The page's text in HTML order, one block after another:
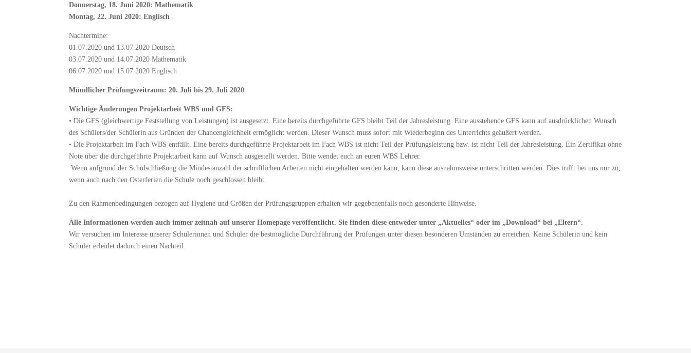
Donnerstag, 18. Juni 2020: Mathematik
Montag, 22. Juni 2020: Englisch
Nachtermine:
01.07.2020 und 13.07.2020 Deutsch
03.07.2020 und 14.07.2020 Mathematik
06.07.2020 und 15.07.2020 Englisch
Mündlicher Prüfungszeitraum: 20. Juli bis 29. Juli 2020
Wichtige Änderungen Projektarbeit WBS und GFS:
• Die GFS (gleichwertige Feststellung von Leistungen) ist ausgesetzt. Eine bereits durchgeführte GFS bleibt Teil der Jahresleistung. Eine ausstehende GFS kann auf ausdrücklichen Wunsch
des Schülers/der Schülerin aus Gründen der Chancengleichheit ermöglicht werden. Dieser Wunsch muss sofort mit Wiederbeginn des Unterrichts geäußert werden.
• Die Projektarbeit im Fach WBS entfällt. Eine bereits durchgeführte Projektarbeit im Fach WBS ist nicht Teil der Prüfungsleistung bzw. ist nicht Teil der Jahresleistung. Ein Zertifikat ohne
Note über die durchgeführte Projektarbeit kann auf Wunsch ausgestellt werden. Bitte wendet euch an euren WBS Lehrer.
Wenn aufgrund der Schulschließung die Mindestanzahl der schriftlichen Arbeiten nicht eingehalten werden kann, kann diese ausnahmsweise unterschritten werden. Dies trifft bei uns nur zu,
wenn auch nach den Osterferien die Schule noch geschlossen bleibt.
Zu den Rahmenbedingungen bezogen auf Hygiene und Größen der Prüfungsgruppen erhalten wir gegebenenfalls noch gesonderte Hinweise.
Alle Informationen werden auch immer zeitnah auf unserer Homepage veröffentlicht. Sie finden diese entweder unter „Aktuelles“ oder im „Download“ bei „Eltern“.
Wir versuchen im Interesse unserer Schülerinnen und Schüler die bestmögliche Durchführung der Prüfungen unter diesen besonderen Umständen zu erreichen. Keine Schülerin und kein
Schüler erleidet dadurch einen Nachteil.